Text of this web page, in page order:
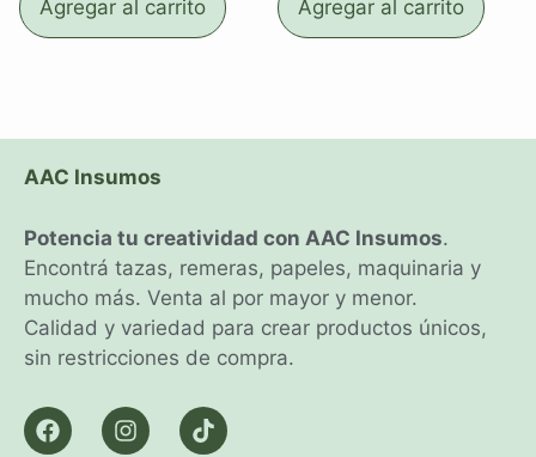
Agregar al carrito Agregar al carrito
AAC Insumos
Potencia tu creatividad con AAC Insumos.
Encontrá tazas, remeras, papeles, maquinaria y
mucho más. Venta al por mayor y menor.
Calidad y variedad para crear productos únicos,
sin restricciones de compra.